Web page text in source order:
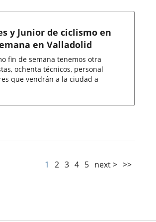
y Junior de ciclismo en
en Valladolid
fin de semana tenemos otra
ochenta técnicos, personal
que vendrán a la ciudad a
1 2 3 4 5 next > >>